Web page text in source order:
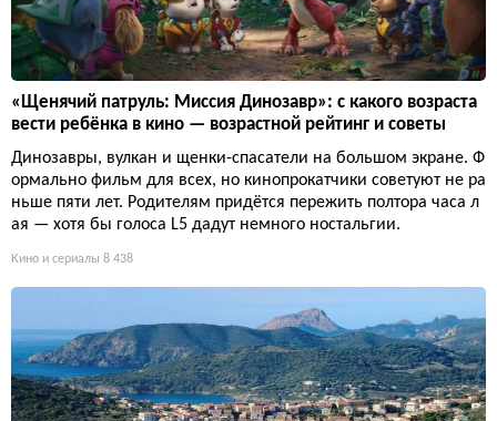
«Щенячий патруль: Миссия Динозавр»: с какого возраста
вести ребёнка в кино — возрастной рейтинг и советы
Динозавры, вулкан и щенки-спасатели на большом экране. Ф
ормально фильм для всех, но кинопрокатчики советуют не ра
ньше пяти лет. Родителям придётся пережить полтора часа л
ая — хотя бы голоса L5 дадут немного ностальгии.
Кино и сериалы 8 438